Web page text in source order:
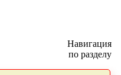
Навигация
по разделу